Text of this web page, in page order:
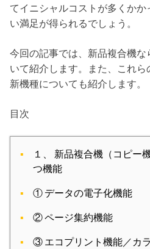
てイニシャルコストが多くか
い満足が得られるでしょう。
今回の記事では、新品複合機
いて紹介します。また、これ
新機種についても紹介します。
目次
１、 新品複合機（コピー
つ機能
① データの電子化機能
② ページ集約機能
③ エコプリント機能／カ